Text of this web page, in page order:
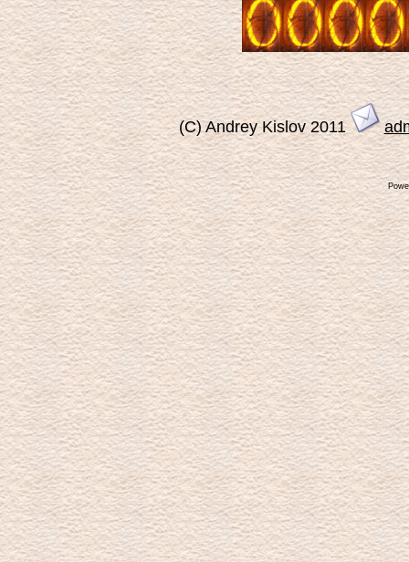
(C) Andrey Kislov 2011